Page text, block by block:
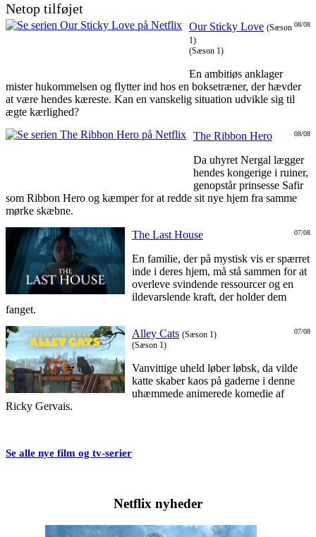
Netop tilføjet
08/08
Our Sticky Love (Sæson
1)
(Sæson 1)
En ambitiøs anklager
mister hukommelsen og flytter ind hos en boksetræner, der hævder
at være hendes kæreste. Kan en vanskelig situation udvikle sig til
ægte kærlighed?
08/08
The Ribbon Hero
Da uhyret Nergal lægger
hendes kongerige i ruiner,
genopstår prinsesse Safir
som Ribbon Hero og kæmper for at redde sit nye hjem fra samme
mørke skæbne.
07/08
The Last House
En familie, der på mystisk vis er spærret
inde i deres hjem, må stå sammen for at
overleve svindende ressourcer og en
ildevarslende kraft, der holder dem
fanget.
07/08
Alley Cats (Sæson 1)
(Sæson 1)
Vanvittige uheld løber løbsk, da vilde
katte skaber kaos på gaderne i denne
uhæmmede animerede komedie af
Ricky Gervais.
Se alle nye film og tv-serier
Netflix nyheder